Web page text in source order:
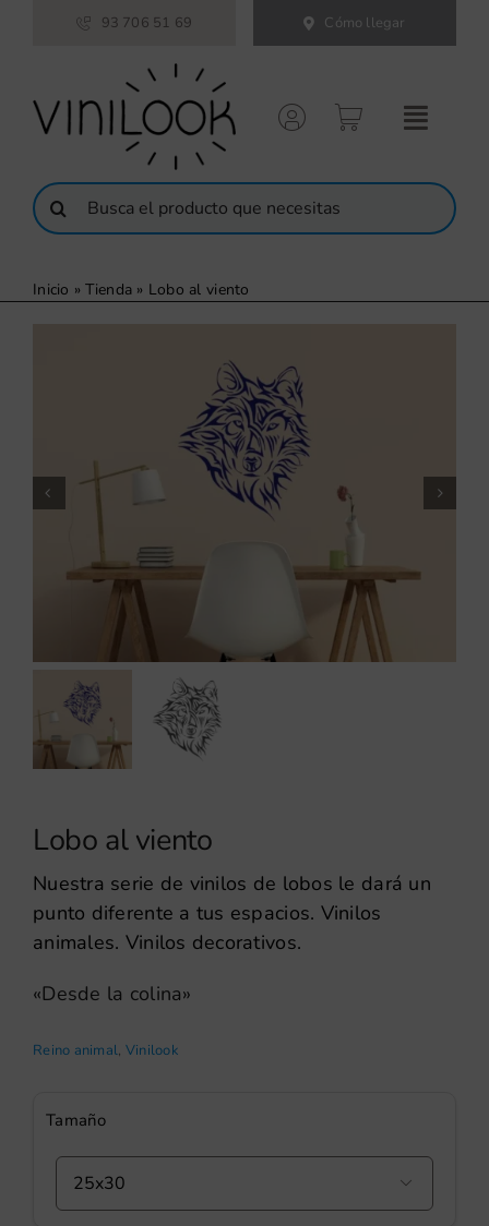
93 706 51 69 Cómo llegar
Buscar:
Inicio »Tienda » Lobo al viento
Lobo al viento
Nuestra serie de vinilos de lobos le dará un
punto diferente a tus espacios. Vinilos
animales. Vinilos decorativos.
«Desde la colina»
Reino animal, Vinilook
Tamaño
